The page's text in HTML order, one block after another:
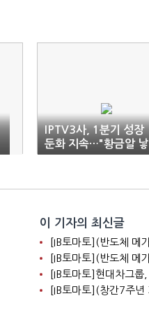
IPTV3사, 1분기 성장
둔화 지속…"황금알 낳
던 효자사업 흔들"
이 기자의 최신글